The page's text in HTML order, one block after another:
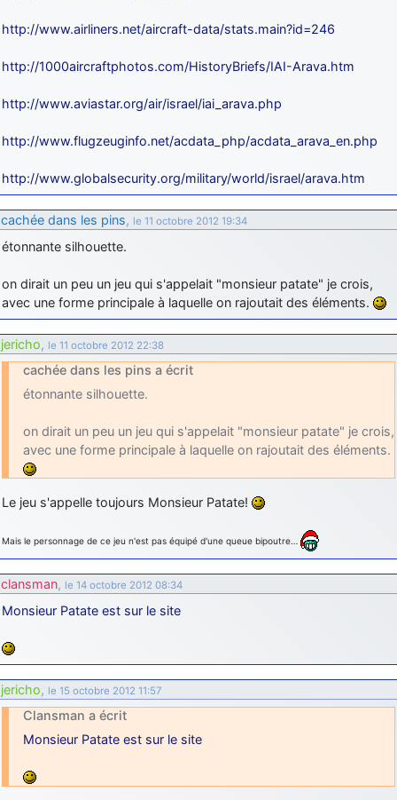
http://www.airliners.net/aircraft-data/stats.main?id=246
http://1000aircraftphotos.com/HistoryBriefs/IAI-Arava.htm
http://www.aviastar.org/air/israel/iai_arava.php
http://www.flugzeuginfo.net/acdata_php/acdata_arava_en.php
http://www.globalsecurity.org/military/world/israel/arava.htm
cachée dans les pins, le 11 octobre 2012 19:34
étonnante silhouette.
on dirait un peu un jeu qui s'appelait "monsieur patate" je crois,
avec une forme principale à laquelle on rajoutait des éléments.
jericho, le 11 octobre 2012 22:38
cachée dans les pins a écrit
étonnante silhouette.
on dirait un peu un jeu qui s'appelait "monsieur patate" je crois,
avec une forme principale à laquelle on rajoutait des éléments.
Le jeu s'appelle toujours Monsieur Patate!
Mais le personnage de ce jeu n'est pas équipé d'une queue bipoutre…
clansman, le 14 octobre 2012 08:34
Monsieur Patate est sur le site
jericho, le 15 octobre 2012 11:57
Clansman a écrit
Monsieur Patate est sur le site